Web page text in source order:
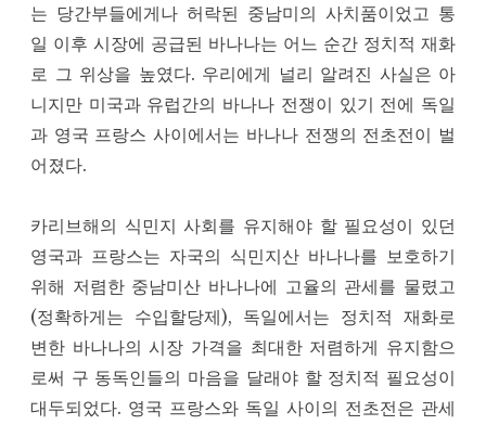
는 당간부들에게나 허락된 중남미의 사치품이었고 통
일 이후 시장에 공급된 바나나는 어느 순간 정치적 재화
로 그 위상을 높였다. 우리에게 널리 알려진 사실은 아
니지만 미국과 유럽간의 바나나 전쟁이 있기 전에 독일
과 영국 프랑스 사이에서는 바나나 전쟁의 전초전이 벌
어졌다.
카리브해의 식민지 사회를 유지해야 할 필요성이 있던
영국과 프랑스는 자국의 식민지산 바나나를 보호하기
위해 저렴한 중남미산 바나나에 고율의 관세를 물렸고
(정확하게는 수입할당제), 독일에서는 정치적 재화로
변한 바나나의 시장 가격을 최대한 저렴하게 유지함으
로써 구 동독인들의 마음을 달래야 할 정치적 필요성이
대두되었다. 영국 프랑스와 독일 사이의 전초전은 관세